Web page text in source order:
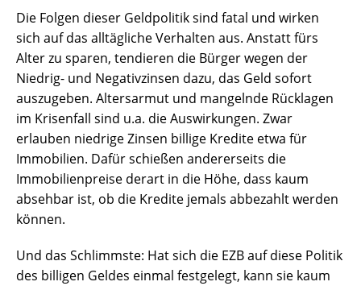
Die Folgen dieser Geldpolitik sind fatal und wirken
sich auf das alltägliche Verhalten aus. Anstatt fürs
Alter zu sparen, tendieren die Bürger wegen der
Niedrig- und Negativzinsen dazu, das Geld sofort
auszugeben. Altersarmut und mangelnde Rücklagen
im Krisenfall sind u.a. die Auswirkungen. Zwar
erlauben niedrige Zinsen billige Kredite etwa für
Immobilien. Dafür schießen andererseits die
Immobilienpreise derart in die Höhe, dass kaum
absehbar ist, ob die Kredite jemals abbezahlt werden
können.
Und das Schlimmste: Hat sich die EZB auf diese Politik
des billigen Geldes einmal festgelegt, kann sie kaum